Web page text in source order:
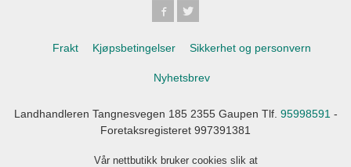
Frakt Kjøpsbetingelser Sikkerhet og personvern
Nyhetsbrev
Landhandleren Tangnesvegen 185 2355 Gaupen Tlf. 95998591-
Foretaksregisteret 997391381
Vår nettbutikk bruker cookies slik at